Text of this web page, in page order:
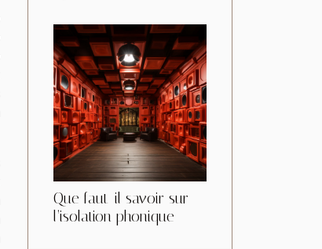
Que faut-il savoir sur
l’isolation phonique